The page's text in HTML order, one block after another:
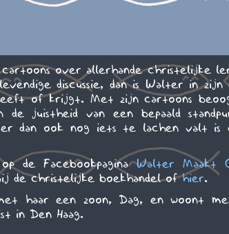
over allerhande christelijke
discussie, dan is Walter in zijn
of krijgt. Met zijn cartoons
juistheid van een bepaald
dan ook nog iets te lachen valt is
de FacebookpaginaWalter Maakt
de christelijke boekhandel ofhier.
haar een zoon, Dag, en woont
in Den Haag.